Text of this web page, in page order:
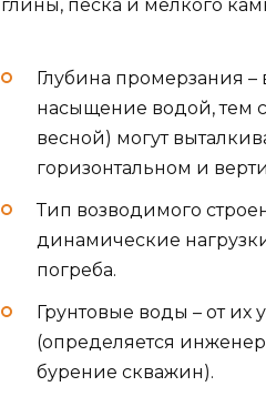
глины, песка и мелкого
Глубина промерзания –
насыщение водой, тем
весной) могут
горизонтальном и
Тип возводимого
динамические
погреба.
Грунтовые воды – от их
(определяется
бурение скважин).